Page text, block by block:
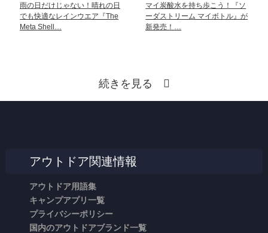
雨の日だけじゃない！晴れの日
でも快適なレインウエア『The
Meta Shell…
マイ炭酸水を持ち歩こう！『ソ
ーダストリーム マイボトル』が
新発売！…
続きを見る
アウトドア関連情報
アウトドア用語集
キャンプアプリ一覧
プライバシーポリシー
国内のアウトドアブランド一覧